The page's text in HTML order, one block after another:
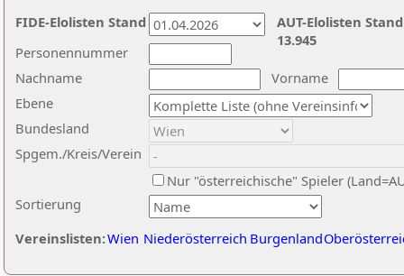
Nachname
Vorname
Ebene
Sortierung
Personennummer
Bundesland
Spgem./Kreis/Verein
Nur "österreichische" Spieler
Vereinslisten:Wien Niederösterreich Burgenland
AUT-Elolisten
13.945
FIDE-Elolisten Stand